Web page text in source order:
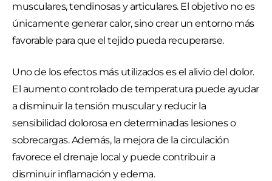
musculares, tendinosas y articulares. El objetivo no es
únicamente generar calor, sino crear un entorno más
favorable para que el tejido pueda recuperarse.
Uno de los efectos más utilizados es el alivio del dolor.
El aumento controlado de temperatura puede ayudar
a disminuir la tensión muscular y reducir la
sensibilidad dolorosa en determinadas lesiones o
sobrecargas. Además, la mejora de la circulación
favorece el drenaje local y puede contribuir a
disminuir inflamación y edema.